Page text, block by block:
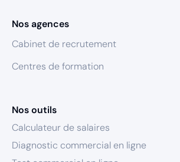
Nos agences
Cabinet de recrutement
Centres de formation
Nos outils
Calculateur de salaires
Diagnostic commercial en ligne